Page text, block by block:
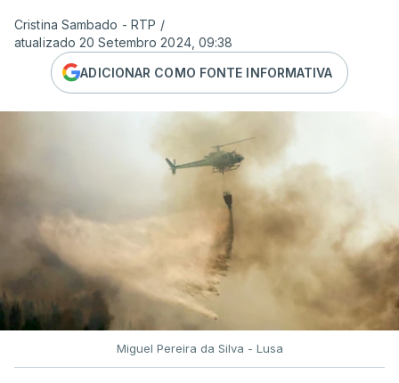
Cristina Sambado - RTP /
atualizado 20 Setembro 2024, 09:38
ADICIONAR COMO FONTE INFORMATIVA
Miguel Pereira da Silva - Lusa